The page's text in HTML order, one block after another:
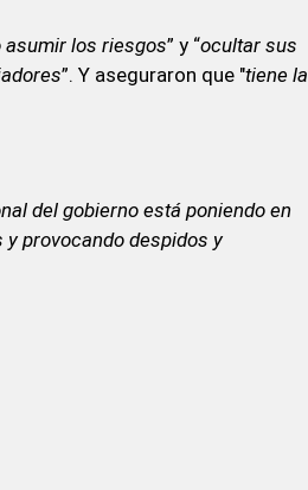
asumir los riesgos” y “ocultar sus
”. Y aseguraron que "tiene la
del gobierno está poniendo en
provocando despidos y